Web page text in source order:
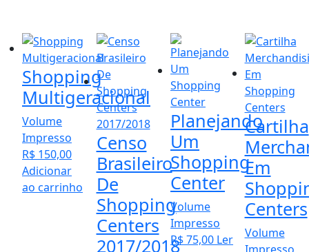
Shopping
Multigeracional
Volume
Impresso
R$ 150,00
Adicionar
ao carrinho
Censo
Brasileiro
De
Shopping
Centers
2017/2018
Planejando
Um
Shopping
Center
Volume
Impresso
R$75,00 Ler
Cartilha
Em
Centers
Volume
Impresso